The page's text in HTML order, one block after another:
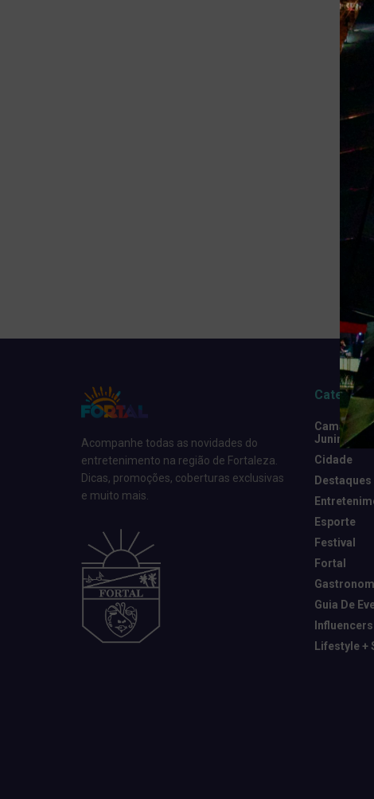
Acompanhe todas as novidades do
entretenimento na região de Fortaleza.
Dicas, promoções, coberturas exclusivas
e muito mais.
Categorias
Camarote
Junino
Cidade
Destaques
Esporte
Festival
Fortal
Guia De
Influencers
Lifestyle +